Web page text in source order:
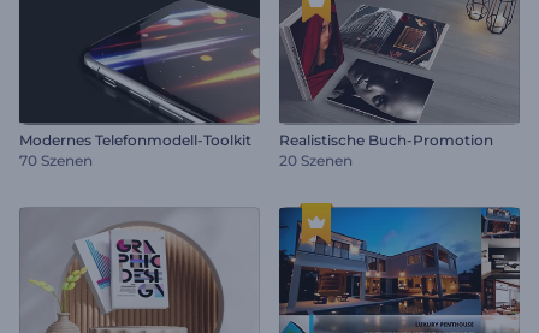
Modernes Telefonmodell-Toolkit
70 Szenen
Realistische Buch-Promotion
20 Szenen